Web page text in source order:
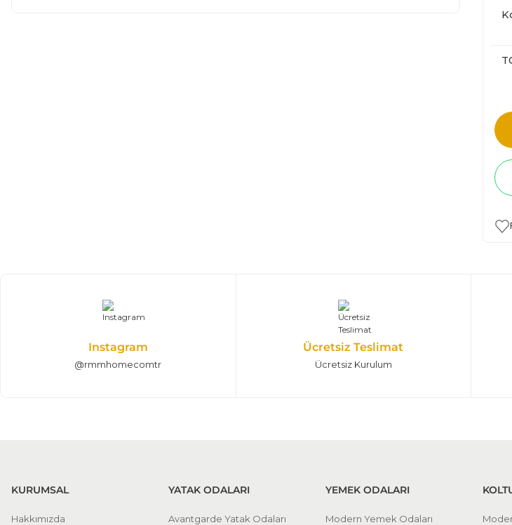
Instagram
@rmmhomecomtr
Ücretsiz Teslimat
Ücretsiz Kurulum
KURUMSAL
Hakkımızda
YATAK ODALARI
Avantgarde Yatak Odaları
YEMEK ODALARI
Modern Yemek Odaları